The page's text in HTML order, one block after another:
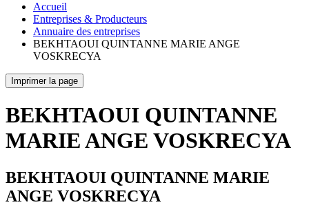
Accueil
Entreprises & Producteurs
Annuaire des entreprises
BEKHTAOUI QUINTANNE MARIE ANGE
VOSKRECYA
Imprimer la page
BEKHTAOUI QUINTANNE
MARIE ANGE VOSKRECYA
BEKHTAOUI QUINTANNE MARIE
ANGE VOSKRECYA